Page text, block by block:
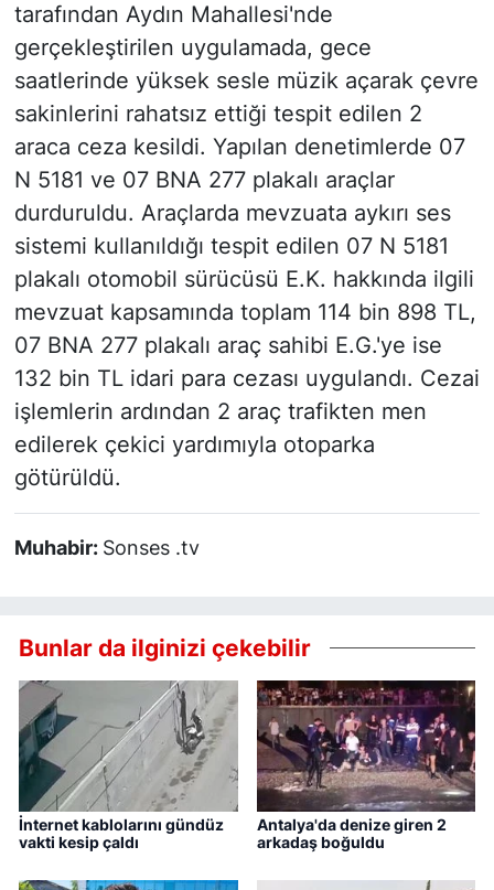
tarafından Aydın Mahallesi'nde
gerçekleştirilen uygulamada, gece
saatlerinde yüksek sesle müzik açarak çevre
sakinlerini rahatsız ettiği tespit edilen 2
araca ceza kesildi. Yapılan denetimlerde 07
N 5181 ve 07 BNA 277 plakalı araçlar
durduruldu. Araçlarda mevzuata aykırı ses
sistemi kullanıldığı tespit edilen 07 N 5181
plakalı otomobil sürücüsü E.K. hakkında ilgili
mevzuat kapsamında toplam 114 bin 898 TL,
07 BNA 277 plakalı araç sahibi E.G.'ye ise
132 bin TL idari para cezası uygulandı. Cezai
işlemlerin ardından 2 araç trafikten men
edilerek çekici yardımıyla otoparka
götürüldü.
Muhabir: Sonses .tv
Bunlar da ilginizi çekebilir
İnternet kablolarını gündüz
vakti kesip çaldı
Antalya'da denize giren 2
arkadaş boğuldu